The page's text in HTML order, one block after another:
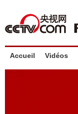
Accueil Vidéos